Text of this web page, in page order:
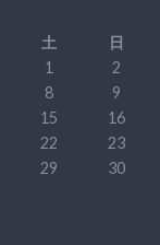
土
日
1
2
8
9
15
16
22
23
29
30